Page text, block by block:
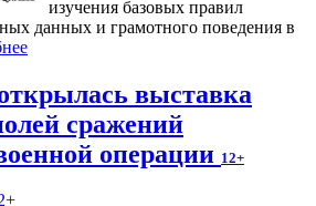
изучения базовых правил
данных и грамотного поведения в
выставка
сражений
операции 12+